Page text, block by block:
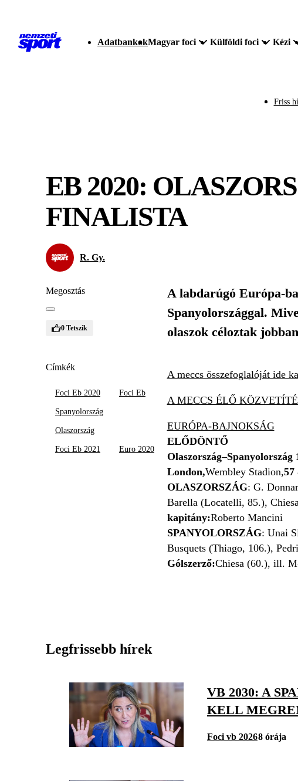
AdatbankokMagyar foci Külföldi foci Kézi
Friss
EB 2020:
FINALISTA
R. Gy.
Megosztás
0 Tetszik
Címkék
Foci Eb 2020 Foci Eb
Spanyolország
Olaszország
Foci Eb 2021 Euro 2020
A labdarúgó Európa-
Spanyolországgal.
olaszok céloztak
A meccs összefoglalóját ide
A MECCS ÉLŐ
EURÓPA-BAJNOKSÁG
ELŐDÖNTŐ
Olaszország–Spanyolország
London,Wembley Stadion,57
OLASZORSZÁG: G.
Barella (Locatelli, 85.),
kapitány:Roberto Mancini
SPANYOLORSZÁG: Unai
Busquets (Thiago, 106.),
Gólszerző:Chiesa (60.), ill.
Legfrissebb hírek
VB 2030: A
KELL
Foci vb 20268 órája